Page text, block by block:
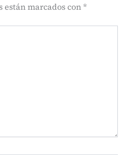
están marcados con*